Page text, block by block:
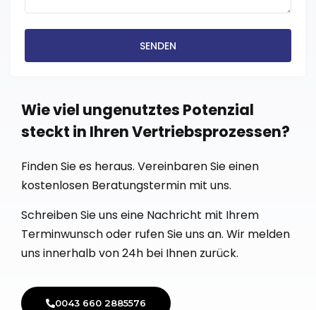
SENDEN
Wie viel ungenutztes Potenzial
steckt in Ihren Vertriebsprozessen? ​
Finden Sie es heraus. Vereinbaren Sie einen
kostenlosen Beratungstermin mit uns.
Schreiben Sie uns eine Nachricht mit Ihrem
Terminwunsch oder rufen Sie uns an. Wir melden
uns innerhalb von 24h bei Ihnen zurück.
0043 660 2885576